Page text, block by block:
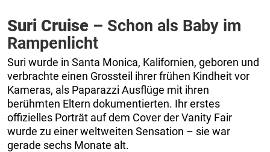
Suri Cruise – Schon als Baby im
Rampenlicht
Suri wurde in Santa Monica, Kalifornien, geboren und
verbrachte einen Grossteil ihrer frühen Kindheit vor
Kameras, als Paparazzi Ausflüge mit ihren
berühmten Eltern dokumentierten. Ihr erstes
offizielles Porträt auf dem Cover der Vanity Fair
wurde zu einer weltweiten Sensation – sie war
gerade sechs Monate alt.